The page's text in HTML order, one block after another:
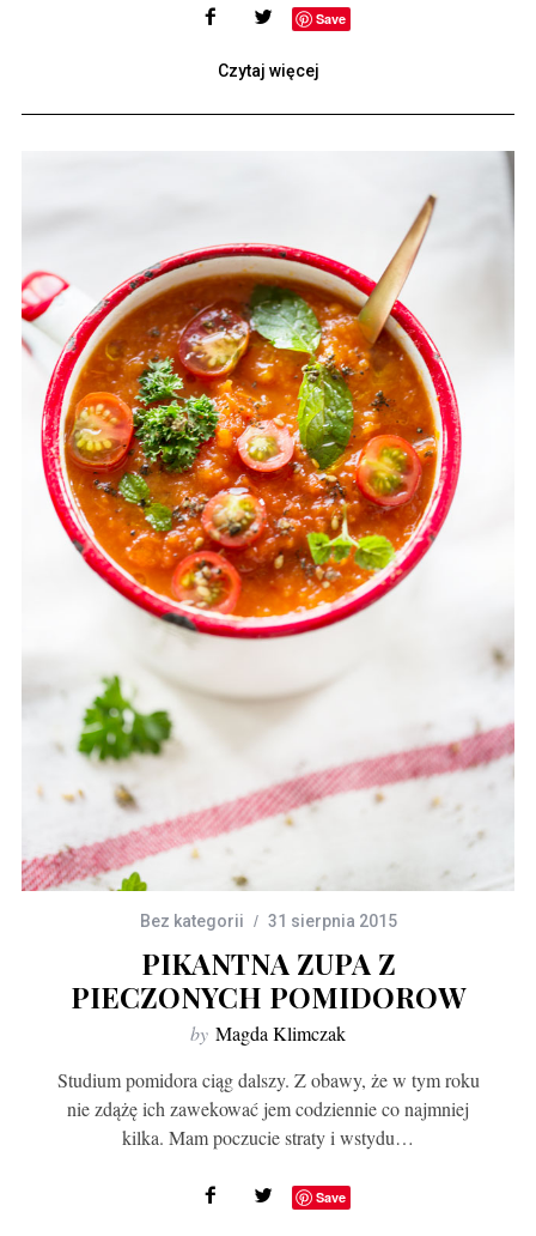
Save
Czytaj więcej
Bez kategorii 31 sierpnia 2015
PIKANTNA ZUPA Z
PIECZONYCH POMIDOROW
by Magda Klimczak
Studium pomidora ciąg dalszy. Z obawy, że w tym roku
nie zdążę ich zawekować jem codziennie co najmniej
kilka. Mam poczucie straty i wstydu…
Save